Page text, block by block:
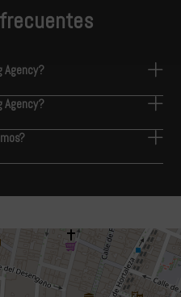
Agency?
Agency?